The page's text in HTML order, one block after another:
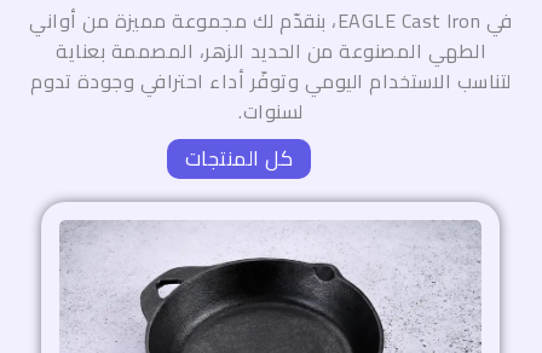
في EAGLE Cast Iron، بنقدّم لك مجموعة مميزة من أواني
المصنوعة من الحديد الزهر، المصممة بعناية
الاستخدام اليومي وتوفّر أداء احترافي وجودة تدوم
كل المنتجات
الأصلي
هو:
1.700,00 EGP.
السعر
الحالي
هو:
1.445,00 EGP.